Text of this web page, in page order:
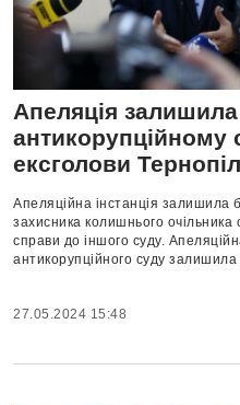
Апеляція
антикорупційному
ексголови
Апеляційна інстанція залишила
захисника колишнього
справи до іншого суду.
антикорупційного суду залишила
27.05.2024 15:48